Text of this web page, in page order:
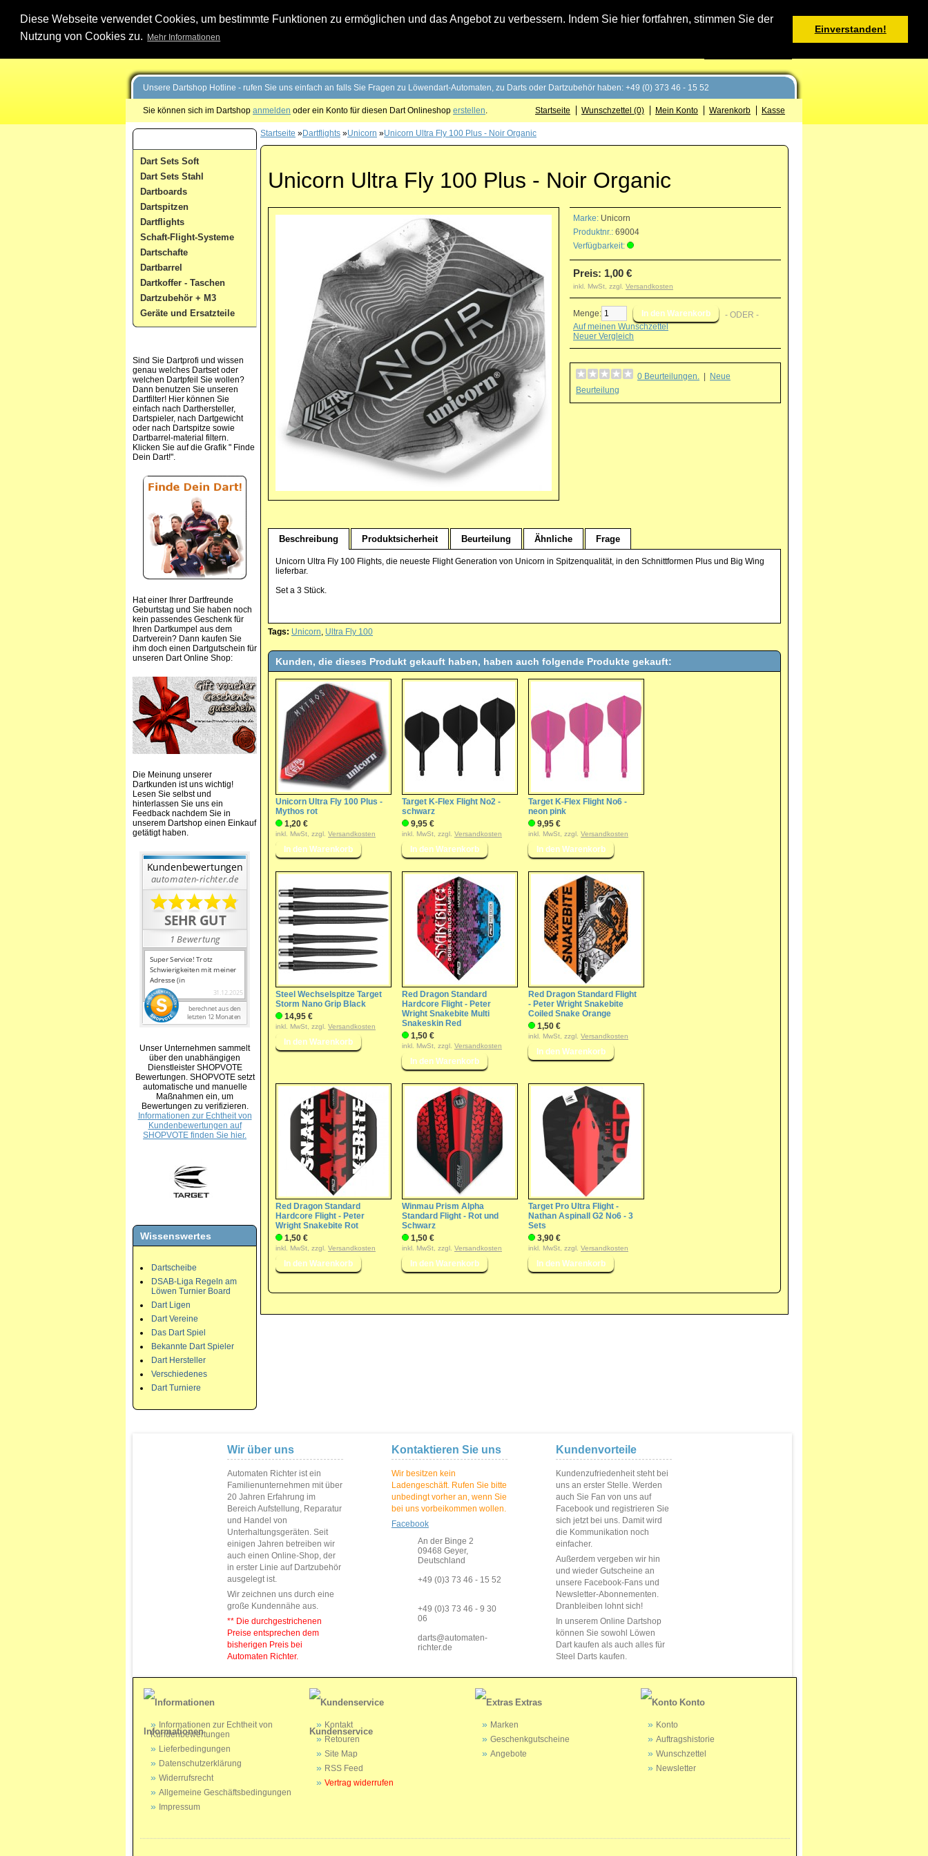
Diese Webseite verwendet Cookies, um bestimmte Funktionen zu ermöglichen und das Angebot zu verbessern. Indem Sie hier fortfahren, stimmen Sie der
Nutzung von Cookies zu.
Mehr Informationen
Einverstanden!
Warenkorb
Unsere Dartshop Hotline - rufen Sie uns einfach an falls Sie Fragen zu Löwendart-Automaten, zu Darts oder Dartzubehör haben: +49 (0) 373 46 - 15 52
Sie können sich im Dartshop anmelden oder ein Konto für diesen Dart Onlineshop erstellen. Startseite Wunschzettel (0) Mein Konto Warenkorb Kasse
Dart Sets Soft
Dart Sets Stahl
Dartboards
Dartspitzen
Dartflights
Schaft-Flight-Systeme
Dartschafte
Dartbarrel
Dartkoffer - Taschen
Dartzubehör + M3
Geräte und Ersatzteile
Sind Sie Dartprofi und wissen
genau welches Dartset oder
welchen Dartpfeil Sie wollen?
Dann benutzen Sie unseren
Dartfilter! Hier können Sie
einfach nach Darthersteller,
Dartspieler, nach Dartgewicht
oder nach Dartspitze sowie
Dartbarrel-material filtern.
Klicken Sie auf die Grafik " Finde
Dein Dart!".
Hat einer Ihrer Dartfreunde
Geburtstag und Sie haben noch
kein passendes Geschenk für
Ihren Dartkumpel aus dem
Dartverein? Dann kaufen Sie
ihm doch einen Dartgutschein für
unseren Dart Online Shop:
Die Meinung unserer
Dartkunden ist uns wichtig!
Lesen Sie selbst und
hinterlassen Sie uns ein
Feedback nachdem Sie in
unserem Dartshop einen Einkauf
getätigt haben.
Unser Unternehmen sammelt
über den unabhängigen
Dienstleister SHOPVOTE
Bewertungen. SHOPVOTE setzt
automatische und manuelle
Maßnahmen ein, um
Bewertungen zu verifizieren.
Informationen zur Echtheit von
Kundenbewertungen auf
SHOPVOTE finden Sie hier.
Wissenswertes
Dartscheibe
DSAB-Liga Regeln am
Löwen Turnier Board
Dart Ligen
Dart Vereine
Das Dart Spiel
Bekannte Dart Spieler
Dart Hersteller
Verschiedenes
Dart Turniere
Startseite »Dartflights »Unicorn »Unicorn Ultra Fly 100 Plus - Noir Organic
Unicorn Ultra Fly 100 Plus - Noir Organic
Marke: Unicorn
Produktnr.: 69004
Verfügbarkeit:
Preis: 1,00 €
inkl. MwSt, zzgl. Versandkosten
Menge:
- ODER -
Auf meinen Wunschzettel
Neuer Vergleich
0 Beurteilungen.
Neue
Beurteilung
Beschreibung Produktsicherheit Beurteilung Ähnliche Frage
Unicorn Ultra Fly 100 Flights, die neueste Flight Generation von Unicorn in Spitzenqualität, in den Schnittformen Plus und Big Wing
lieferbar.
Set a 3 Stück.
Tags: Unicorn, Ultra Fly 100
Kunden, die dieses Produkt gekauft haben, haben auch folgende Produkte gekauft:
Unicorn Ultra Fly 100 Plus -
Mythos rot
1,20 €
inkl. MwSt, zzgl. Versandkosten
Target K-Flex Flight No2 -
schwarz
9,95 €
inkl. MwSt, zzgl. Versandkosten
Target K-Flex Flight No6 -
neon pink
9,95 €
inkl. MwSt, zzgl. Versandkosten
Steel Wechselspitze Target
Storm Nano Grip Black
14,95 €
inkl. MwSt, zzgl. Versandkosten
Red Dragon Standard
Hardcore Flight - Peter
Wright Snakebite Multi
Snakeskin Red
1,50 €
inkl. MwSt, zzgl. Versandkosten
Red Dragon Standard Flight
- Peter Wright Snakebite
Coiled Snake Orange
1,50 €
inkl. MwSt, zzgl. Versandkosten
Red Dragon Standard
Hardcore Flight - Peter
Wright Snakebite Rot
1,50 €
inkl. MwSt, zzgl. Versandkosten
Winmau Prism Alpha
Standard Flight - Rot und
Schwarz
1,50 €
inkl. MwSt, zzgl. Versandkosten
Target Pro Ultra Flight -
Nathan Aspinall G2 No6 - 3
Sets
3,90 €
inkl. MwSt, zzgl. Versandkosten
Wir über uns
Automaten Richter ist ein
Familienunternehmen mit über
20 Jahren Erfahrung im
Bereich Aufstellung, Reparatur
und Handel von
Unterhaltungsgeräten. Seit
einigen Jahren betreiben wir
auch einen Online-Shop, der
in erster Linie auf Dartzubehör
ausgelegt ist.
Wir zeichnen uns durch eine
große Kundennähe aus.
** Die durchgestrichenen
Preise entsprechen dem
bisherigen Preis bei
Automaten Richter.
Kontaktieren Sie uns
Wir besitzen kein
Ladengeschäft. Rufen Sie bitte
unbedingt vorher an, wenn Sie
bei uns vorbeikommen wollen.
Facebook
An der Binge 2
09468 Geyer,
Deutschland
+49 (0)3 73 46 - 15 52
+49 (0)3 73 46 - 9 30
06
darts@automaten-
richter.de
Kundenvorteile
Kundenzufriedenheit steht bei
uns an erster Stelle. Werden
auch Sie Fan von uns auf
Facebook und registrieren Sie
sich jetzt bei uns. Damit wird
die Kommunikation noch
einfacher.
Außerdem vergeben wir hin
und wieder Gutscheine an
unsere Facebook-Fans und
Newsletter-Abonnementen.
Dranbleiben lohnt sich!
In unserem Online Dartshop
können Sie sowohl Löwen
Dart kaufen als auch alles für
Steel Darts kaufen.
Informationen
Informationen zur Echtheit von
Kundenbewertungen
Lieferbedingungen
Datenschutzerklärung
Widerrufsrecht
Allgemeine Geschäftsbedingungen
Impressum
Kundenservice
Kontakt
Retouren
Site Map
RSS Feed
Vertrag widerrufen
Extras
Marken
Geschenkgutscheine
Angebote
Konto
Konto
Auftragshistorie
Wunschzettel
Newsletter